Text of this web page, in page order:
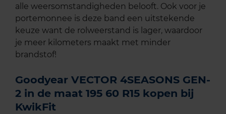
alle weersomstandigheden belooft. Ook voor je
portemonnee is deze band een uitstekende
keuze want de rolweerstand is lager, waardoor
je meer kilometers maakt met minder
brandstof!
Goodyear VECTOR 4SEASONS GEN-
2 in de maat 195 60 R15 kopen bij
KwikFit